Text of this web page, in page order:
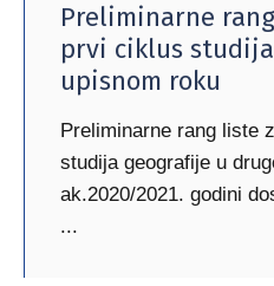
Preliminarne
prvi ciklus
upisnom roku
Preliminarne rang liste
studija geografije u
ak.2020/2021. godini